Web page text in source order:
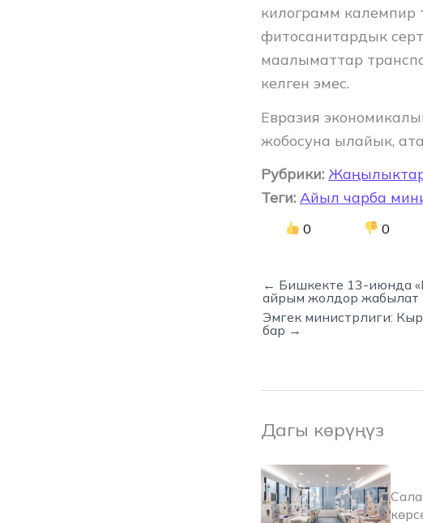
килограмм
фитосанитардык
маалыматтар
келген эмес.
Евразия
жобосуна ылайык,
Рубрики:
Теги: Айыл чарба
0 0
← Бишкекте 13-июнда
айрым жолдор жабылат
Эмгек министрлиги:
бар →
Дагы көрүңүз